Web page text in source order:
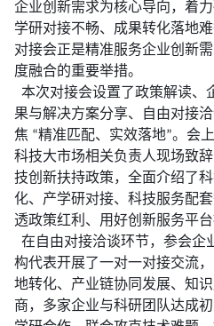
企业创新需求为核心导向，着
学研对接不畅、成果转化落地
对接会正是精准服务企业创新
度融合的重要举措。
本次对接会设置了政策解读、
果与解决方案分享、自由对接
焦 “精准匹配、实效落地”。会
科技大市场相关负责人现场致
技创新扶持政策，全面介绍了
化、产学研对接、科技服务配
透政策红利、用好创新服务平台
在自由对接洽谈环节，参会企
构代表开展了一对一对接交流
地转化、产业链协同发展、知
商，多家企业与科研团队达成